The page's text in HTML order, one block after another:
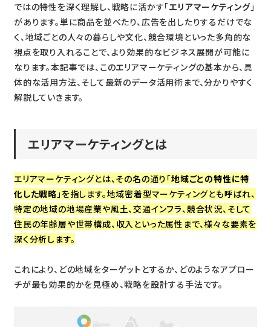
ではの特性を深く理解し、戦略に活かす「エリアマーケティング」
があります。単に商品を並べたり、広告を出したりするだけでな
く、地域ごとの人々の暮らしや文化、競合環境といった多角的な
視点を取り入れることで、より効果的なビジネス展開が可能に
なります。本記事では、このエリアマーケティングの基本から、具
体的な活用方法、そして最新のデータ活用術まで、分かりやすく
解説していきます。
エリアマーケティングとは
エリアマーケティングとは、その名の通り「地域ごとの特性に特
化した戦略」を指します。地域密着型マーケティングとも呼ばれ、
特定の地域の地場産業や風土、交通インフラ、競合状況、そして
住民の年齢層や世帯構成、収入といった属性まで、様々な要素を
深く分析します。
これにより、どの地域をターゲットとするか、どのようなアプロー
チが最も効果的かを見極め、戦略を設計する手法です。